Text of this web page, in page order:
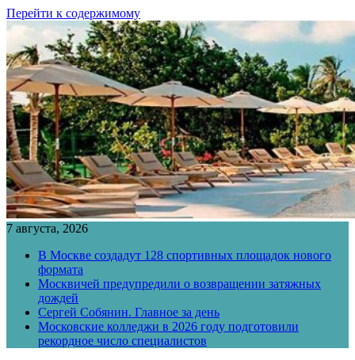
Перейти к содержимому
7 августа, 2026
В Москве создадут 128 спортивных площадок нового
формата
Москвичей предупредили о возвращении затяжных
дождей
Сергей Собянин. Главное за день
Московские колледжи в 2026 году подготовили
рекордное число специалистов